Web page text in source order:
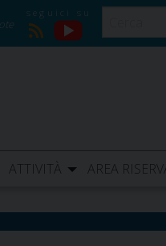
RSS
YouTube
ATTIVITÀ AREA